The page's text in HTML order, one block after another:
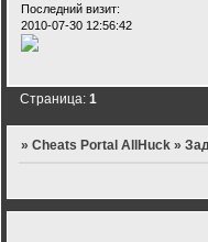
Последний визит:
2010-07-30 12:56:42
Страница:1
»Cheats Portal AllHuck »